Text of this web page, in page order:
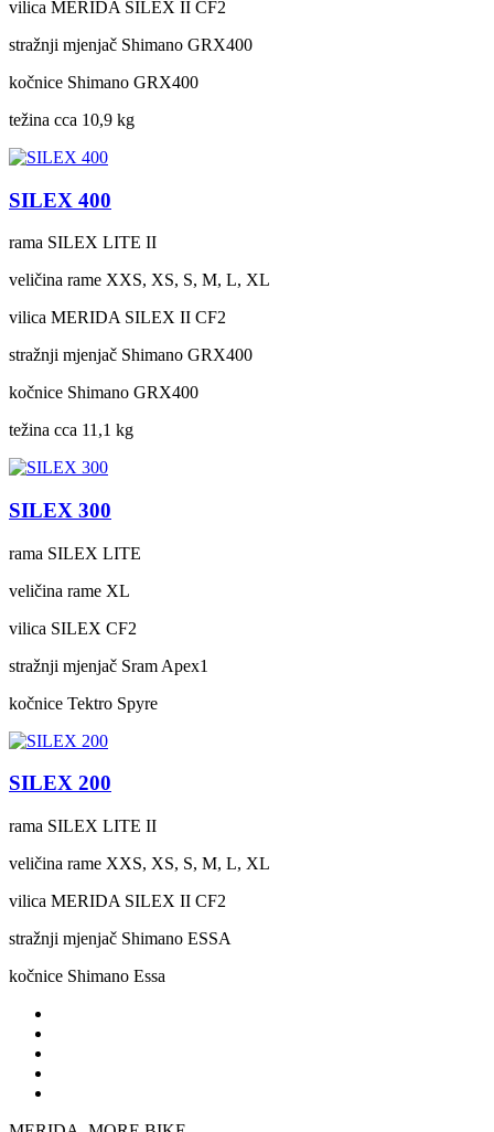
vilica MERIDA SILEX II CF2
stražnji mjenjač Shimano GRX400
kočnice Shimano GRX400
težina cca 10,9 kg
SILEX 400
rama SILEX LITE II
veličina rame XXS, XS, S, M, L, XL
vilica MERIDA SILEX II CF2
stražnji mjenjač Shimano GRX400
kočnice Shimano GRX400
težina cca 11,1 kg
SILEX 300
rama SILEX LITE
veličina rame XL
vilica SILEX CF2
stražnji mjenjač Sram Apex1
kočnice Tektro Spyre
SILEX 200
rama SILEX LITE II
veličina rame XXS, XS, S, M, L, XL
vilica MERIDA SILEX II CF2
stražnji mjenjač Shimano ESSA
kočnice Shimano Essa